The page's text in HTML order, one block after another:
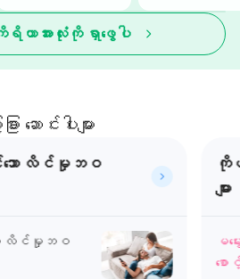
ကြည့်မယ်
အဖြေထုတ်နိုင်ပ
ရိယာအားလုံးကို ရှာဖွေပါ
ောင်းပါးများ
င်သော လိင်မှုဘဝ
ော လိင်မှုဘဝ
ကို
များ
မ
စော